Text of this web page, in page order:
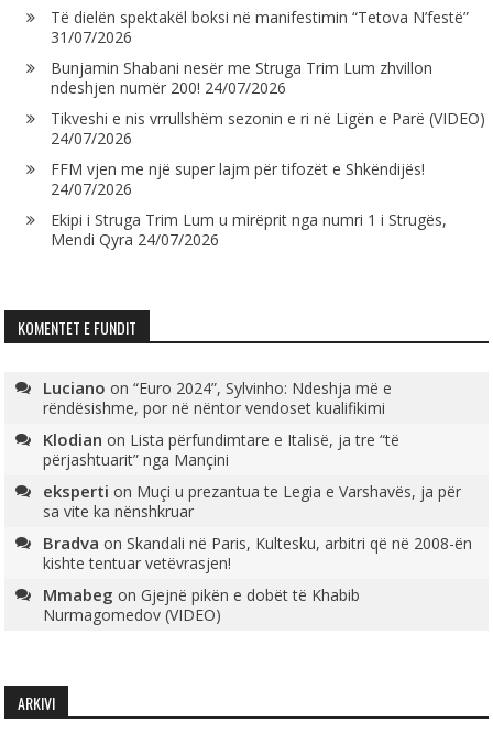
Të dielën spektakël boksi në manifestimin “Tetova N’festë”
31/07/2026
Bunjamin Shabani nesër me Struga Trim Lum zhvillon
ndeshjen numër 200! 24/07/2026
Tikveshi e nis vrrullshëm sezonin e ri në Ligën e Parë (VIDEO)
24/07/2026
FFM vjen me një super lajm për tifozët e Shkëndijës!
24/07/2026
Ekipi i Struga Trim Lum u mirëprit nga numri 1 i Strugës,
Mendi Qyra 24/07/2026
KOMENTET E FUNDIT
Luciano on“Euro 2024”, Sylvinho: Ndeshja më e
rëndësishme, por në nëntor vendoset kualifikimi
Klodian on Lista përfundimtare e Italisë, ja tre “të
përjashtuarit” nga Mançini
eksperti on Muçi u prezantua te Legia e Varshavës, ja për
sa vite ka nënshkruar
Bradva onSkandali në Paris, Kultesku, arbitri që në 2008-ën
kishte tentuar vetëvrasjen!
Mmabeg onGjejnë pikën e dobët të Khabib
Nurmagomedov (VIDEO)
ARKIVI